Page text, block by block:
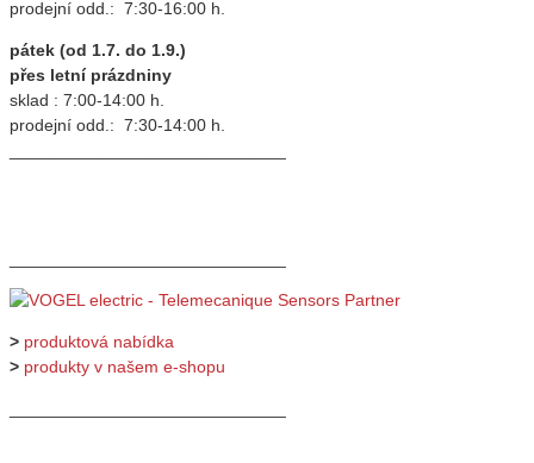
prodejní odd.: 7:30-16:00 h.
pátek (od 1.7. do 1.9.)
přes letní prázdniny
sklad : 7:00-14:00 h.
prodejní odd.: 7:30-14:00 h.
> produktová nabídka
> produkty v našem e-shopu